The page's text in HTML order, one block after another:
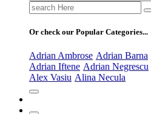
Search
for:
Or check our Popular Categories...
Adrian Ambrose Adrian Barna
Adrian Iftene Adrian Negrescu
Alex Vasiu Alina Necula